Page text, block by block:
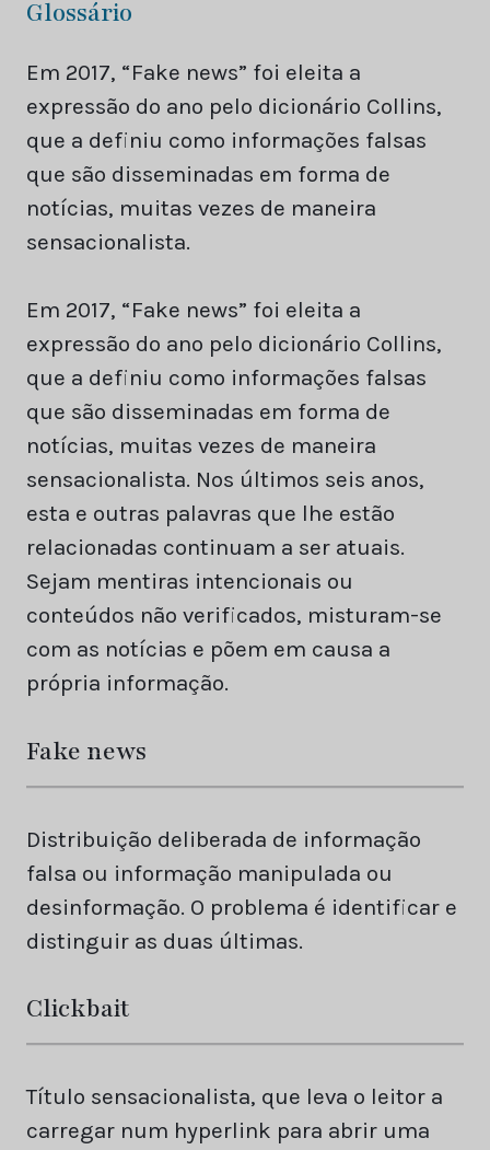
Glossário
Em 2017, “Fake news” foi eleita a
expressão do ano pelo dicionário Collins,
que a definiu como informações falsas
que são disseminadas em forma de
notícias, muitas vezes de maneira
sensacionalista.
Em 2017, “Fake news” foi eleita a
expressão do ano pelo dicionário Collins,
que a definiu como informações falsas
que são disseminadas em forma de
notícias, muitas vezes de maneira
sensacionalista. Nos últimos seis anos,
esta e outras palavras que lhe estão
relacionadas continuam a ser atuais.
Sejam mentiras intencionais ou
conteúdos não verificados, misturam-se
com as notícias e põem em causa a
própria informação.
Fake news
Distribuição deliberada de informação
falsa ou informação manipulada ou
desinformação. O problema é identificar e
distinguir as duas últimas.
Clickbait
Título sensacionalista, que leva o leitor a
carregar num hyperlink para abrir uma